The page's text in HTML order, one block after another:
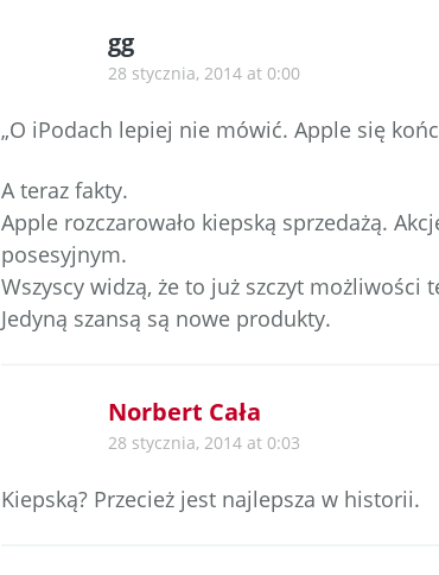
gg
28 stycznia, 2014 at 0:00
„O iPodach lepiej nie mówić. Apple się
A teraz fakty.
Apple rozczarowało kiepską sprzedażą.
posesyjnym.
Wszyscy widzą, że to już szczyt możliwości
Jedyną szansą są nowe produkty.
Norbert Cała
28 stycznia, 2014 at 0:03
Kiepską? Przecież jest najlepsza w historii.